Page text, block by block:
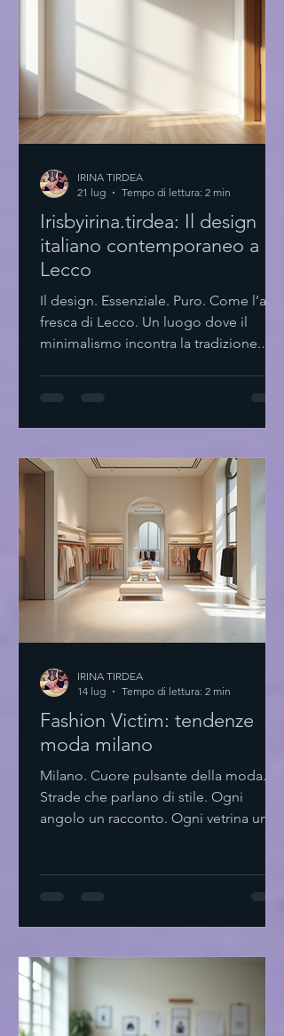
indossi più spesso? Perché? Non serve
comprare tutto nu
Irisbyirina.tirdea: Il design
italiano contemporaneo a
Lecco
Il design. Essenziale. Puro. Come l’aria
fresca di Lecco. Un luogo dove il
minimalismo incontra la tradizione.
Non solo lago e montagne. Ma un
Il design italiano contemporaneo qui
si fa sentire. Non urla. Sussurra. Linee
pulite. Materiali naturali. Funzionalità
senza fronzoli. Un equilibrio tra
passato e futu
IRINA TIRDEA
21 lug
Tempo di lettura: 2 min
Fashion Victim: tendenze
moda milano
Milano. Cuore pulsante della moda.
Strade che parlano di stile. Ogni
angolo un racconto. Ogni vetrina un
innovazione Minimalismo. Linee pulite.
La città si muove tra tradizione e
futuro. Materiali sostenibili. Tagli
geometrici. Accessori che parlano da
soli. Milano insegna a scegl
IRINA TIRDEA
14 lug
Tempo di lettura: 2 min